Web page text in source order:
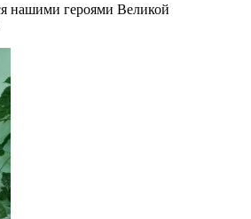
нашими героями Великой